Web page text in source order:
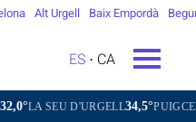
Alt Urgell Baix Empordà
ES CA
34,5°PUIGCERDÀ30,5°